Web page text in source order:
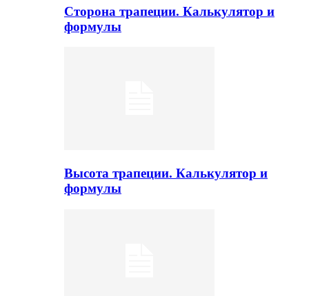
Сторона трапеции. Калькулятор и
формулы
Высота трапеции. Калькулятор и
формулы